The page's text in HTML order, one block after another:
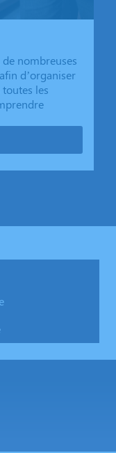
de nombreuses
d’organiser
les